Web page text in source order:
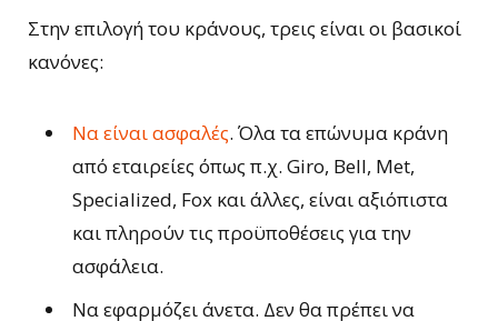
Στην επιλογή του κράνους, τρεις είναι οι βασικοί
κανόνες:
Να είναι ασφαλές. Όλα τα επώνυμα κράνη
από εταιρείες όπως π.χ. Giro, Bell, Met,
Specialized, Fox και άλλες, είναι αξιόπιστα
και πληρούν τις προϋποθέσεις για την
ασφάλεια.
Να εφαρμόζει άνετα. Δεν θα πρέπει να